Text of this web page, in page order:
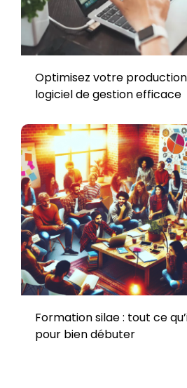
Optimisez votre production
logiciel de gestion efficace
Formation silae : tout ce
pour bien débuter